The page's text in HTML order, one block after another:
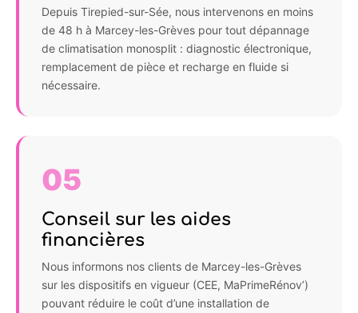
Depuis Tirepied-sur-Sée, nous intervenons en moins
de 48 h à Marcey-les-Grèves pour tout dépannage
de climatisation monosplit : diagnostic électronique,
remplacement de pièce et recharge en fluide si
nécessaire.
05
Conseil sur les aides
financières
Nous informons nos clients de Marcey-les-Grèves
sur les dispositifs en vigueur (CEE, MaPrimeRénov’)
pouvant réduire le coût d’une installation de